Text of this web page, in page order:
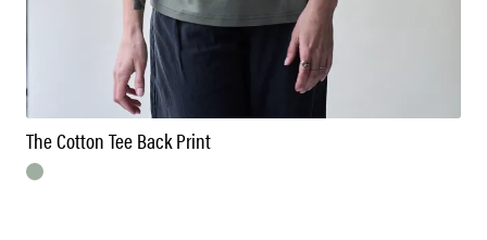
The Cotton Tee Back Print